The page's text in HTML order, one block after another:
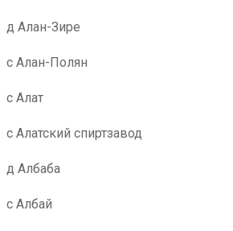
д Алан-Зире
с Алан-Полян
с Алат
с Алатский спиртзавод
д Албаба
с Албай